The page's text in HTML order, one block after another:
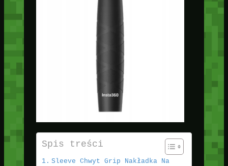
Spis treści
Sleeve Chwyt Grip Nakładka Na